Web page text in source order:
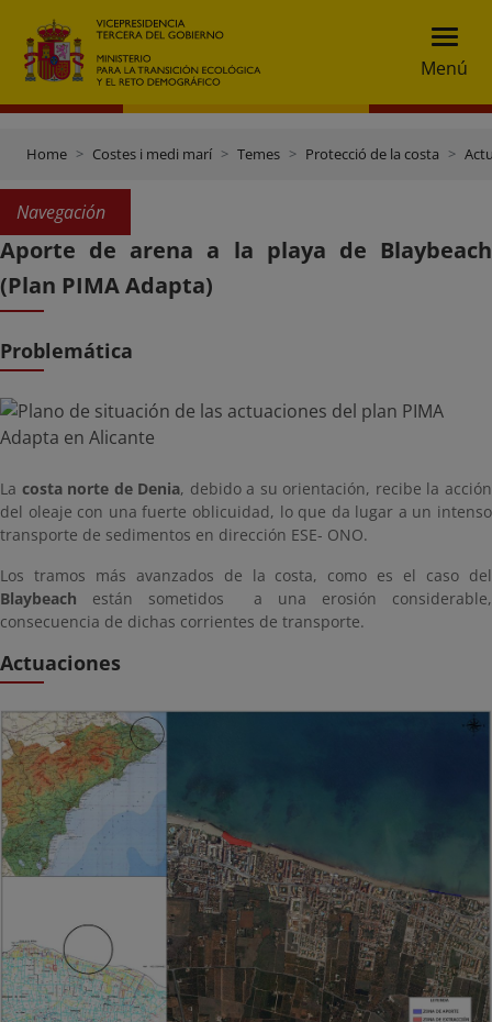
Menú
Home Costes i medi marí Temes Protecció de la costa
Navegación
Aporte de arena a la playa de Blaybeach
(Plan PIMA Adapta)
Problemática
La costa norte de Denia, debido a su orientación, recibe la acción
del oleaje con una fuerte oblicuidad, lo que da lugar a un intenso
transporte de sedimentos en dirección ESE- ONO.
Los tramos más avanzados de la costa, como es el caso del
Blaybeach están sometidos a una erosión considerable,
consecuencia de dichas corrientes de transporte.
Actuaciones